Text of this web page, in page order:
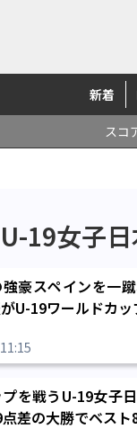
新着
スコ
U-19女子
豪スペインを一
U-19ワールドカッ
を戦うU-19女子
差の大勝でベスト